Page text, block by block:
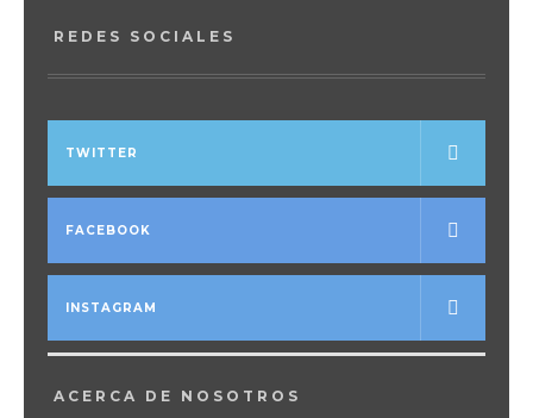
REDES SOCIALES
TWITTER
FACEBOOK
INSTAGRAM
ACERCA DE NOSOTROS